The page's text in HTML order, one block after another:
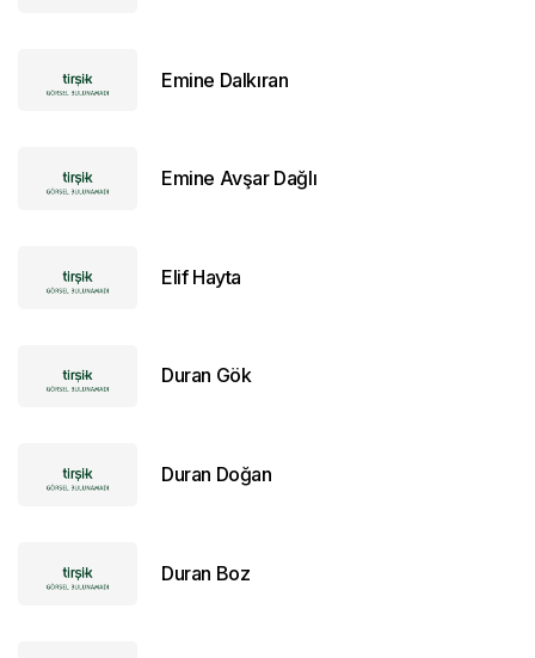
Emine Dalkıran
Emine Avşar Dağlı
Elif Hayta
Duran Gök
Duran Doğan
Duran Boz